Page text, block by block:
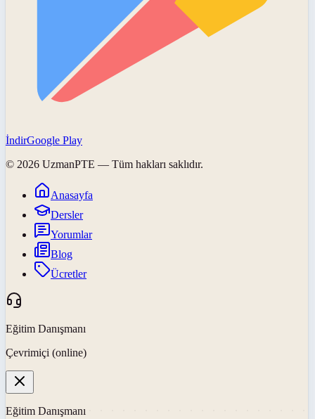
İndirGoogle Play
© 2026 UzmanPTE — Tüm hakları saklıdır.
Anasayfa
Dersler
Yorumlar
Blog
Ücretler
Eğitim Danışmanı
Çevrimiçi (online)
Eğitim Danışmanı